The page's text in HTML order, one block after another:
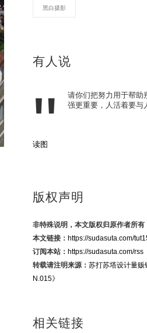
黑白摄影
有人说
请你们把努力用于帮助
强更重要，人活着要与
读图
版权声明
非特殊说明，本文版权归原作者所有
本文链接： https://sudasuta.com/
订阅本站： https://sudasuta.com/rss
转载请注明来源： 苏打苏塔设计量贩
N.015》
相关链接